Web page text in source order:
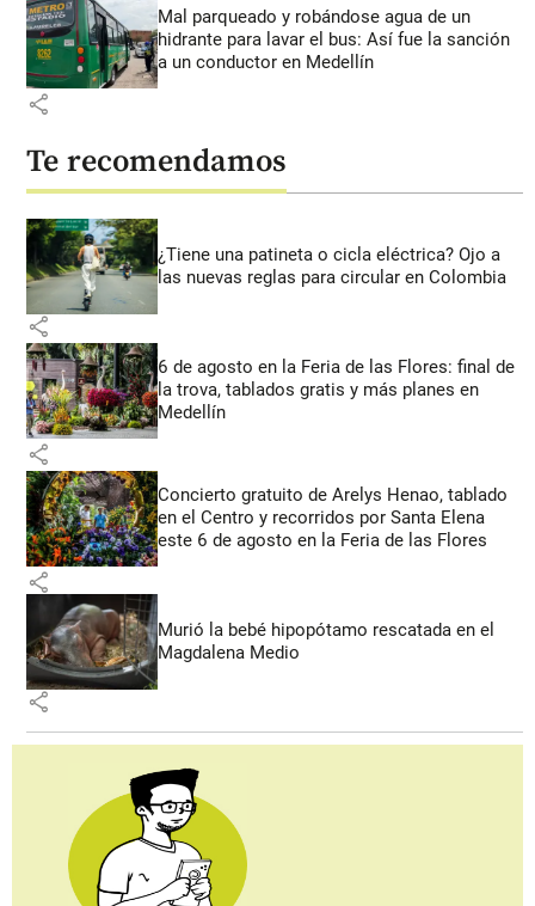
Mal parqueado y robándose agua de un
hidrante para lavar el bus: Así fue la sanción
a un conductor en Medellín
share
Te recomendamos
¿Tiene una patineta o cicla eléctrica? Ojo a
las nuevas reglas para circular en Colombia
share
6 de agosto en la Feria de las Flores: final de
la trova, tablados gratis y más planes en
Medellín
share
Concierto gratuito de Arelys Henao, tablado
en el Centro y recorridos por Santa Elena
este 6 de agosto en la Feria de las Flores
share
Murió la bebé hipopótamo rescatada en el
Magdalena Medio
share